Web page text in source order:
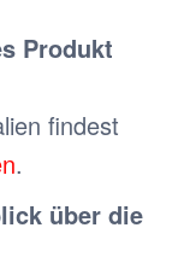
Produkt
findest
.
über die